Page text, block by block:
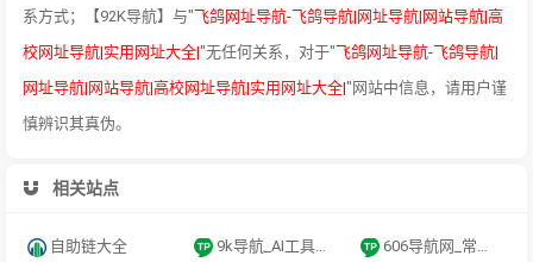
系方式；【92K导航】与"飞鸽网址导航-飞鸽导航|网址导航|网站导航|高
校网址导航|实用网址大全|"无任何关系，对于"飞鸽网址导航-飞鸽导航|
网址导航|网站导航|高校网址导航|实用网址大全|"网站中信息，请用户谨
慎辨识其真伪。
相关站点
自助链大全 9k导航_AI工具导航_程序员资源大全_硬核科技网址导航 606导航网_常用网址大全_生活服务_让上网更顺溜